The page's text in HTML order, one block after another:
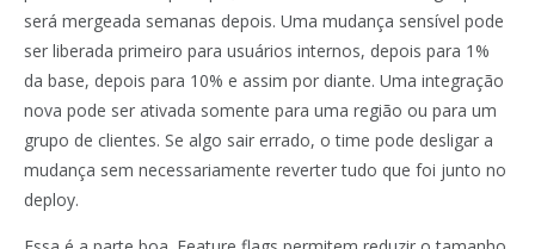
será mergeada semanas depois. Uma mudança sensível pode
ser liberada primeiro para usuários internos, depois para 1%
da base, depois para 10% e assim por diante. Uma integração
nova pode ser ativada somente para uma região ou para um
grupo de clientes. Se algo sair errado, o time pode desligar a
mudança sem necessariamente reverter tudo que foi junto no
deploy.